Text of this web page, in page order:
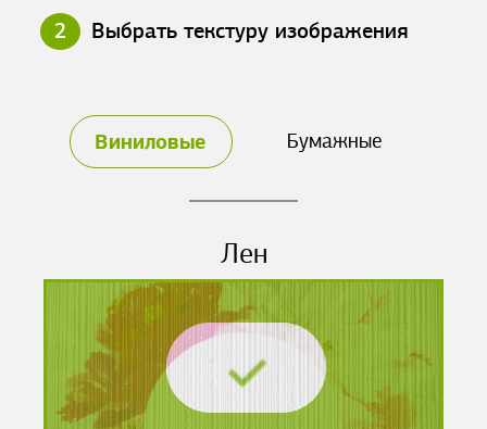
2 Выбрать текстуру изображения
Виниловые Бумажные
Лен